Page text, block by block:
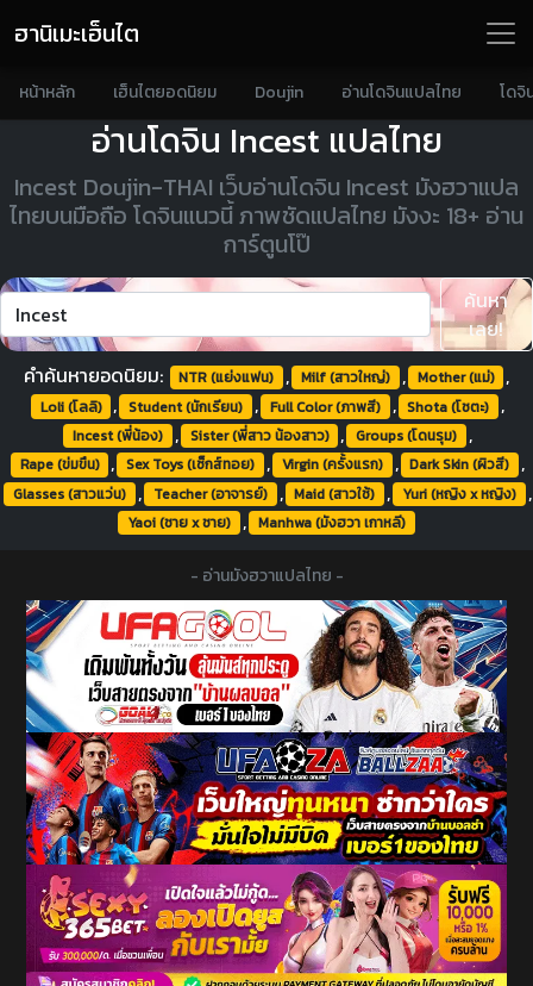
ฮานิเมะเฮ็นไต
หน้าหลัก เฮ็นไตยอดนิยม Doujin อ่านโดจินแปลไทย โด
อ่านโดจิน Incest แปลไทย
Incest Doujin-THAI เว็บอ่านโดจิน Incest มังฮวาแปล
ไทยบนมือถือ โดจินแนวนี้ ภาพชัดแปลไทย มังงะ 18+ อ่าน
การ์ตูนโป๊
ค้นหา
เลย!
คำค้นหายอดนิยม:
NTR (แย่งแฟน) , Milf (สาวใหญ่) , Mother (แม่) ,
Loli (โลลิ) , Student (นักเรียน) , Full Color (ภาพสี) , Shota (โชตะ) ,
Incest (พี่น้อง) , Sister (พี่สาว น้องสาว) , Groups (โดนรุม) ,
Rape (ข่มขืน) , Sex Toys (เซ็กส์ทอย) , Virgin (ครั้งแรก) , Dark Skin (ผิวสี) ,
Glasses (สาวแว่น) , Teacher (อาจารย์) , Maid (สาวใช้) , Yuri (หญิง x หญิง) ,
Yaoi (ชาย x ชาย) , Manhwa (มังฮวา เกาหลี)
- อ่านมังฮวาแปลไทย -